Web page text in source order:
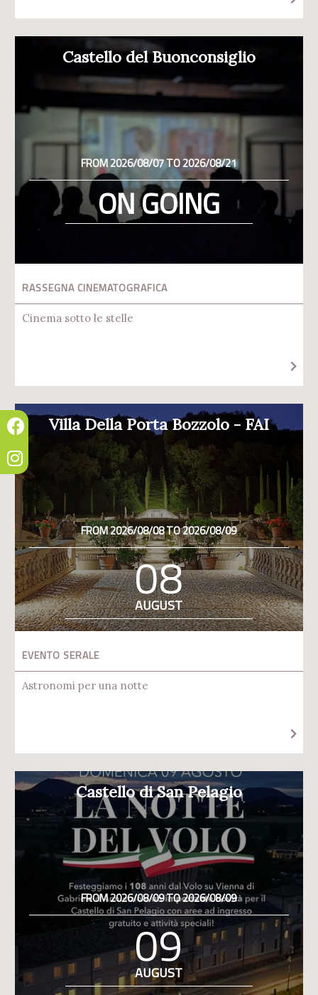
Castello del Buonconsiglio
FROM 2026/08/07 TO 2026/08/21
ON GOING
RASSEGNA CINEMATOGRAFICA
Cinema sotto le stelle
Villa Della Porta Bozzolo - FAI
FROM 2026/08/08 TO 2026/08/09
08
AUGUST
EVENTO SERALE
Astronomi per una notte
Castello di San Pelagio
FROM 2026/08/09 TO 2026/08/09
09
AUGUST